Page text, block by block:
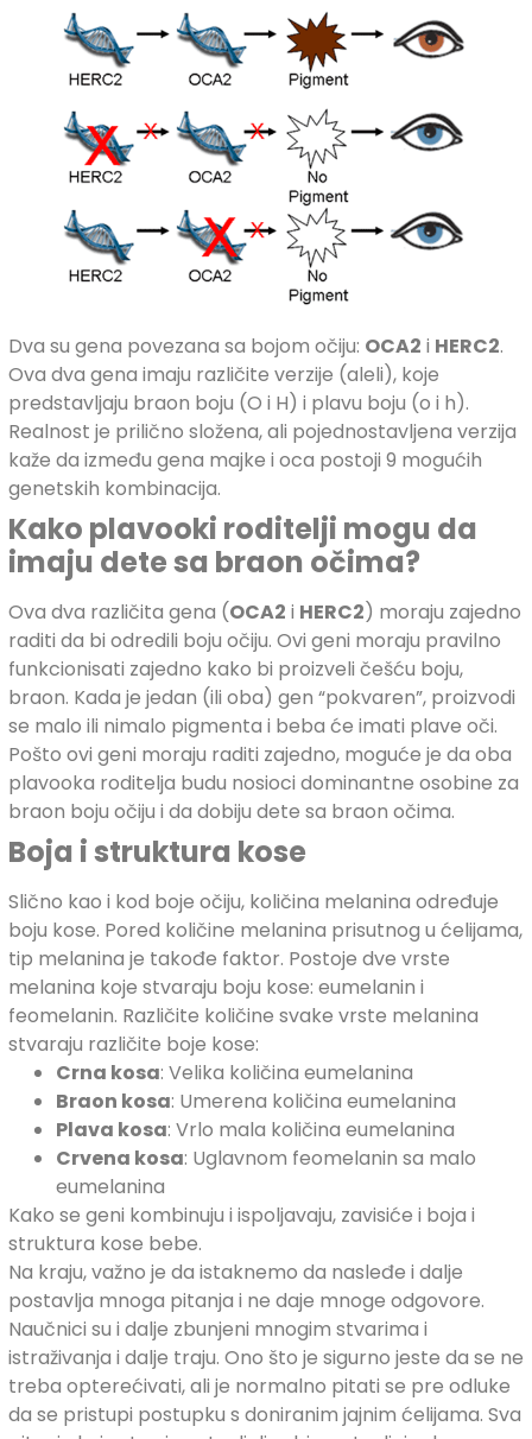
Dva su gena povezana sa bojom očiju: OCA2 i HERC2.
Ova dva gena imaju različite verzije (aleli), koje
predstavljaju braon boju (O i H) i plavu boju (o i h).
Realnost je prilično složena, ali pojednostavljena verzija
kaže da između gena majke i oca postoji 9 mogućih
genetskih kombinacija.
Kako plavooki roditelji mogu da
imaju dete sa braon očima?
Ova dva različita gena (OCA2 i HERC2) moraju zajedno
raditi da bi odredili boju očiju. Ovi geni moraju pravilno
funkcionisati zajedno kako bi proizveli češću boju,
braon. Kada je jedan (ili oba) gen “pokvaren”, proizvodi
se malo ili nimalo pigmenta i beba će imati plave oči.
Pošto ovi geni moraju raditi zajedno, moguće je da oba
plavooka roditelja budu nosioci dominantne osobine za
braon boju očiju i da dobiju dete sa braon očima.
Boja i struktura kose
Slično kao i kod boje očiju, količina melanina određuje
boju kose. Pored količine melanina prisutnog u ćelijama,
tip melanina je takođe faktor. Postoje dve vrste
melanina koje stvaraju boju kose: eumelanin i
feomelanin. Različite količine svake vrste melanina
stvaraju različite boje kose:
Crna kosa: Velika količina eumelanina
Braon kosa: Umerena količina eumelanina
Plava kosa: Vrlo mala količina eumelanina
Crvena kosa: Uglavnom feomelanin sa malo
eumelanina
Kako se geni kombinuju i ispoljavaju, zavisiće i boja i
struktura kose bebe.
Na kraju, važno je da istaknemo da nasleđe i dalje
postavlja mnoga pitanja i ne daje mnoge odgovore.
Naučnici su i dalje zbunjeni mnogim stvarima i
istraživanja i dalje traju. Ono što je sigurno jeste da se ne
treba opterećivati, ali je normalno pitati se pre odluke
da se pristupi postupku s doniranim jajnim ćelijama. Sva